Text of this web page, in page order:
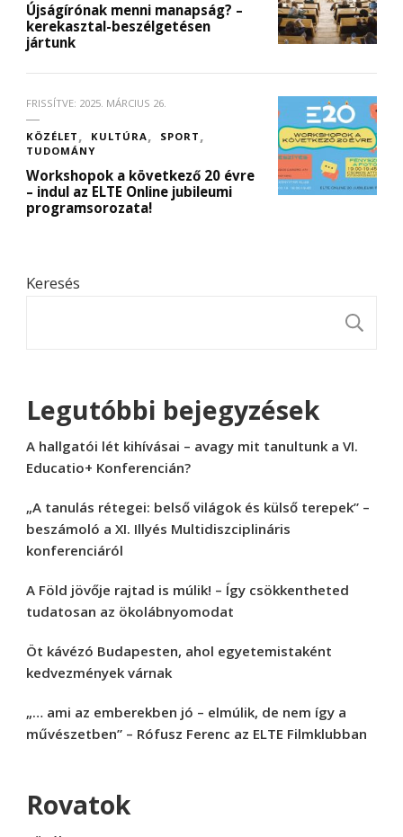
Újságírónak menni manapság? –
kerekasztal-beszélgetésen
jártunk
FRISSÍTVE: 2025. MÁRCIUS 26.
KÖZÉLET KULTÚRA
SPORT
TUDOMÁNY
Workshopok a következő 20 évre
– indul az ELTE Online jubileumi
programsorozata!
Keresés
Legutóbbi bejegyzések
A hallgatói lét kihívásai – avagy mit tanultunk a VI.
Educatio+ Konferencián?
„A tanulás rétegei: belső világok és külső terepek” –
beszámoló a XI. Illyés Multidiszciplináris
konferenciáról
A Föld jövője rajtad is múlik! – Így csökkentheted
tudatosan az ökolábnyomodat
Öt kávézó Budapesten, ahol egyetemistaként
kedvezmények várnak
„… ami az emberekben jó – elmúlik, de nem így a
művészetben” – Rófusz Ferenc az ELTE Filmklubban
Rovatok